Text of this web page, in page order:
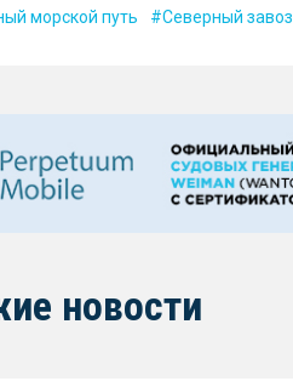
морской путь Северный завоз
новости